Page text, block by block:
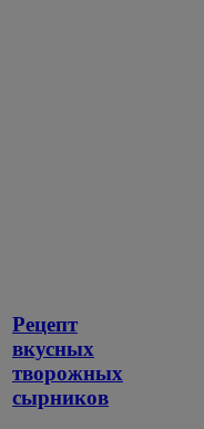
Рецепт
вкусных
творожных
сырников